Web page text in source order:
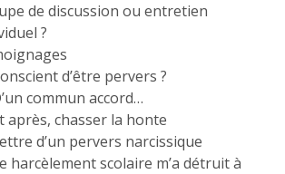
de discussion ou entretien
?
d’être pervers ?
commun accord…
après, chasser la honte
d’un pervers narcissique
harcèlement scolaire m’a détruit à